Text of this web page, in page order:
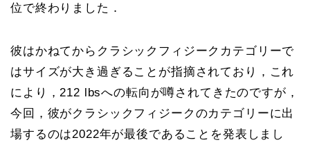
位で終わりました．
彼はかねてからクラシックフィジークカテゴリーで
はサイズが大き過ぎることが指摘されており，これ
により，212 lbsへの転向が噂されてきたのですが，
今回，彼がクラシックフィジークのカテゴリーに出
場するのは2022年が最後であることを発表しまし